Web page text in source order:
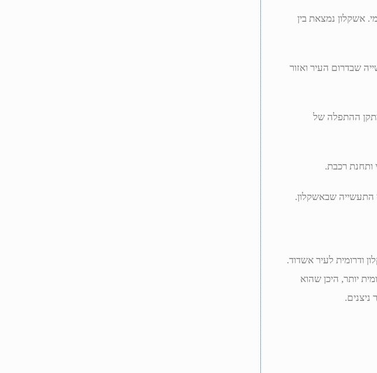
אשקלון נמצאת בין
שבדרום העיר ואזור
ההתפלה של
ותחנת רכבת.
התעשייה שבאשקלון.
ודרומית לעיר אשדוד.
יותר, היכן שהוא
ניצנים.